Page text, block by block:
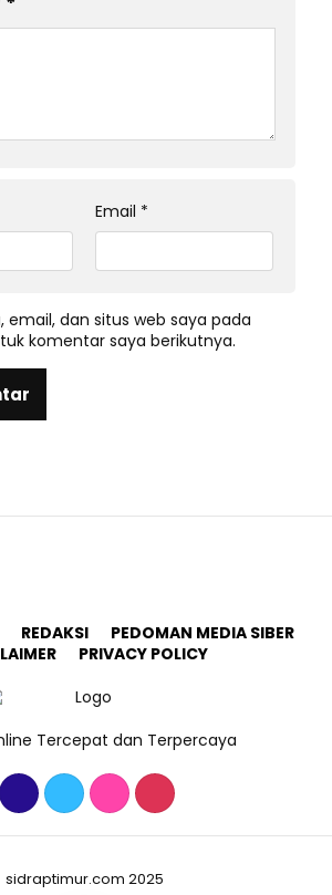
Email *
email, dan situs web saya pada
komentar saya berikutnya.
REDAKSI
PEDOMAN MEDIA SIBER
PRIVACY POLICY
Tercepat dan Terpercaya
sidraptimur.com 2025